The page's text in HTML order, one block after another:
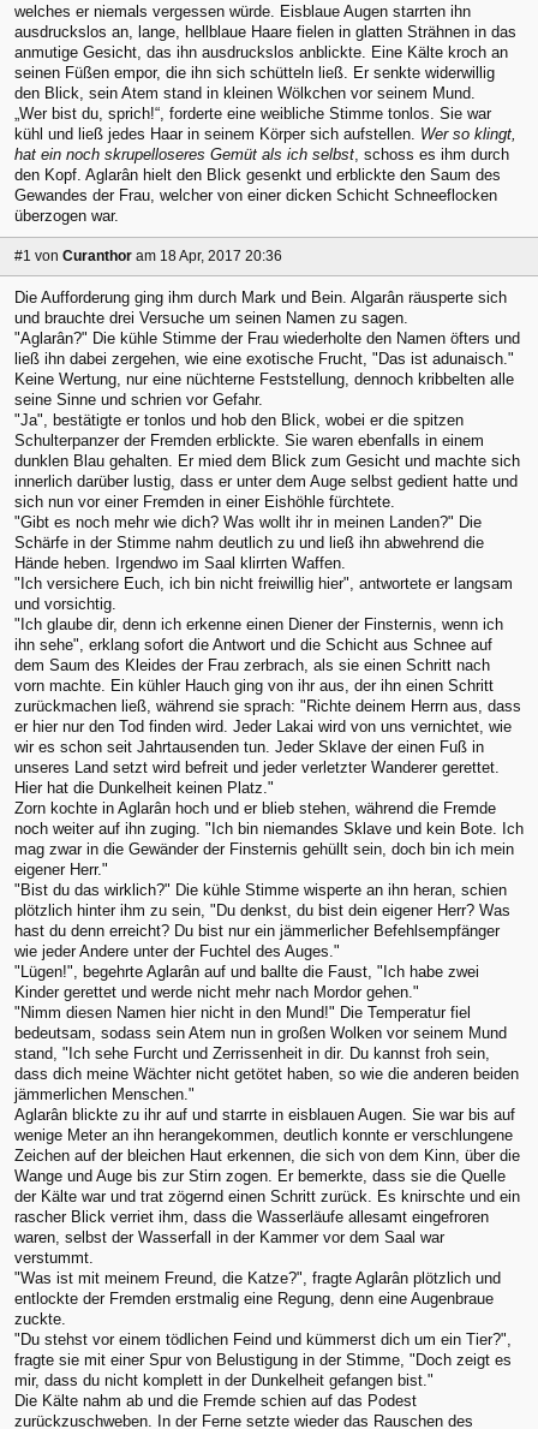
welches er niemals vergessen würde. Eisblaue Augen starrten ihn
ausdruckslos an, lange, hellblaue Haare fielen in glatten Strähnen in das
anmutige Gesicht, das ihn ausdruckslos anblickte. Eine Kälte kroch an
seinen Füßen empor, die ihn sich schütteln ließ. Er senkte widerwillig
den Blick, sein Atem stand in kleinen Wölkchen vor seinem Mund.
„Wer bist du, sprich!“, forderte eine weibliche Stimme tonlos. Sie war
kühl und ließ jedes Haar in seinem Körper sich aufstellen. Wer so klingt,
hat ein noch skrupelloseres Gemüt als ich selbst, schoss es ihm durch
den Kopf. Aglarân hielt den Blick gesenkt und erblickte den Saum des
Gewandes der Frau, welcher von einer dicken Schicht Schneeflocken
überzogen war.
#1 von Curanthor am 18 Apr, 2017 20:36
Die Aufforderung ging ihm durch Mark und Bein. Algarân räusperte sich
und brauchte drei Versuche um seinen Namen zu sagen.
"Aglarân?" Die kühle Stimme der Frau wiederholte den Namen öfters und
ließ ihn dabei zergehen, wie eine exotische Frucht, "Das ist adunaisch."
Keine Wertung, nur eine nüchterne Feststellung, dennoch kribbelten alle
seine Sinne und schrien vor Gefahr.
"Ja", bestätigte er tonlos und hob den Blick, wobei er die spitzen
Schulterpanzer der Fremden erblickte. Sie waren ebenfalls in einem
dunklen Blau gehalten. Er mied dem Blick zum Gesicht und machte sich
innerlich darüber lustig, dass er unter dem Auge selbst gedient hatte und
sich nun vor einer Fremden in einer Eishöhle fürchtete.
"Gibt es noch mehr wie dich? Was wollt ihr in meinen Landen?" Die
Schärfe in der Stimme nahm deutlich zu und ließ ihn abwehrend die
Hände heben. Irgendwo im Saal klirrten Waffen.
"Ich versichere Euch, ich bin nicht freiwillig hier", antwortete er langsam
und vorsichtig.
"Ich glaube dir, denn ich erkenne einen Diener der Finsternis, wenn ich
ihn sehe", erklang sofort die Antwort und die Schicht aus Schnee auf
dem Saum des Kleides der Frau zerbrach, als sie einen Schritt nach
vorn machte. Ein kühler Hauch ging von ihr aus, der ihn einen Schritt
zurückmachen ließ, während sie sprach: "Richte deinem Herrn aus, dass
er hier nur den Tod finden wird. Jeder Lakai wird von uns vernichtet, wie
wir es schon seit Jahrtausenden tun. Jeder Sklave der einen Fuß in
unseres Land setzt wird befreit und jeder verletzter Wanderer gerettet.
Hier hat die Dunkelheit keinen Platz."
Zorn kochte in Aglarân hoch und er blieb stehen, während die Fremde
noch weiter auf ihn zuging. "Ich bin niemandes Sklave und kein Bote. Ich
mag zwar in die Gewänder der Finsternis gehüllt sein, doch bin ich mein
eigener Herr."
"Bist du das wirklich?" Die kühle Stimme wisperte an ihn heran, schien
plötzlich hinter ihm zu sein, "Du denkst, du bist dein eigener Herr? Was
hast du denn erreicht? Du bist nur ein jämmerlicher Befehlsempfänger
wie jeder Andere unter der Fuchtel des Auges."
"Lügen!", begehrte Aglarân auf und ballte die Faust, "Ich habe zwei
Kinder gerettet und werde nicht mehr nach Mordor gehen."
"Nimm diesen Namen hier nicht in den Mund!" Die Temperatur fiel
bedeutsam, sodass sein Atem nun in großen Wolken vor seinem Mund
stand, "Ich sehe Furcht und Zerrissenheit in dir. Du kannst froh sein,
dass dich meine Wächter nicht getötet haben, so wie die anderen beiden
jämmerlichen Menschen."
Aglarân blickte zu ihr auf und starrte in eisblauen Augen. Sie war bis auf
wenige Meter an ihn herangekommen, deutlich konnte er verschlungene
Zeichen auf der bleichen Haut erkennen, die sich von dem Kinn, über die
Wange und Auge bis zur Stirn zogen. Er bemerkte, dass sie die Quelle
der Kälte war und trat zögernd einen Schritt zurück. Es knirschte und ein
rascher Blick verriet ihm, dass die Wasserläufe allesamt eingefroren
waren, selbst der Wasserfall in der Kammer vor dem Saal war
verstummt.
"Was ist mit meinem Freund, die Katze?", fragte Aglarân plötzlich und
entlockte der Fremden erstmalig eine Regung, denn eine Augenbraue
zuckte.
"Du stehst vor einem tödlichen Feind und kümmerst dich um ein Tier?",
fragte sie mit einer Spur von Belustigung in der Stimme, "Doch zeigt es
mir, dass du nicht komplett in der Dunkelheit gefangen bist."
Die Kälte nahm ab und die Fremde schien auf das Podest
zurückzuschweben. In der Ferne setzte wieder das Rauschen des